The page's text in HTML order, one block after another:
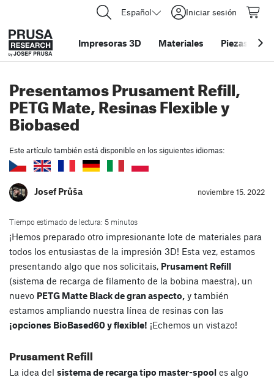
Español Iniciar sesión
Impresoras 3D Materiales Piezas y
Presentamos Prusament Refill,
PETG Mate, Resinas Flexible y
Biobased
Este artículo también está disponible en los siguientes idiomas:
Josef Průša noviembre 15. 2022
Tiempo estimado de lectura: 5 minutos
¡Hemos preparado otro impresionante lote de materiales para
todos los entusiastas de la impresión 3D! Esta vez, estamos
presentando algo que nos solicitais, Prusament Refill
(sistema de recarga de filamento de la bobina maestra), un
nuevo PETG Matte Black de gran aspecto, y también
estamos ampliando nuestra línea de resinas con las
¡opciones BioBased60 y flexible! ¡Echemos un vistazo!
Prusament Refill
La idea del sistema de recarga tipo master-spool es algo